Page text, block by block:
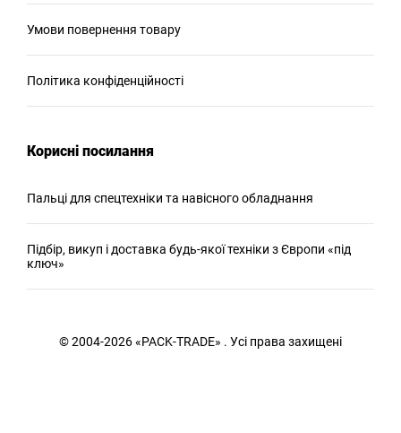
Умови повернення товару
Політика конфіденційності
Корисні посилання
Пальці для спецтехніки та навісного обладнання
Підбір, викуп і доставка будь-якої техніки з Європи «під
ключ»
© 2004-2026 «PACK-TRADE» . Усі права захищені